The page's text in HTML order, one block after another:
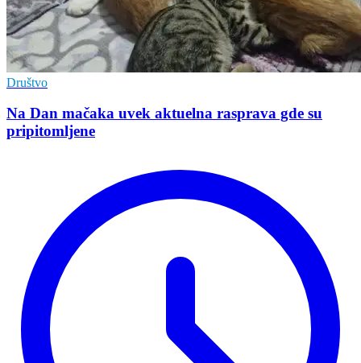
Društvo
Na Dan mačaka uvek aktuelna rasprava gde su
pripitomljene